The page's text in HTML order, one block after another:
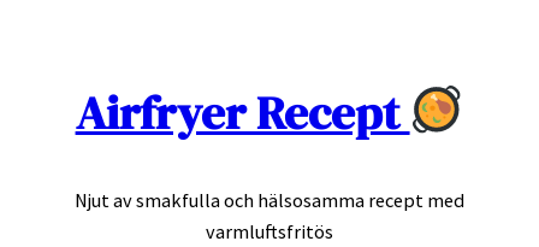
Airfryer Recept
Njut av smakfulla och hälsosamma recept med
varmluftsfritös